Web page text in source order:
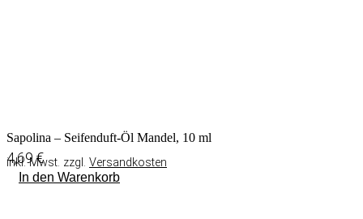
Sapolina – Seifenduft-Öl Mandel, 10 ml
4,69€
inkl. Mwst. zzgl. Versandkosten
In den Warenkorb